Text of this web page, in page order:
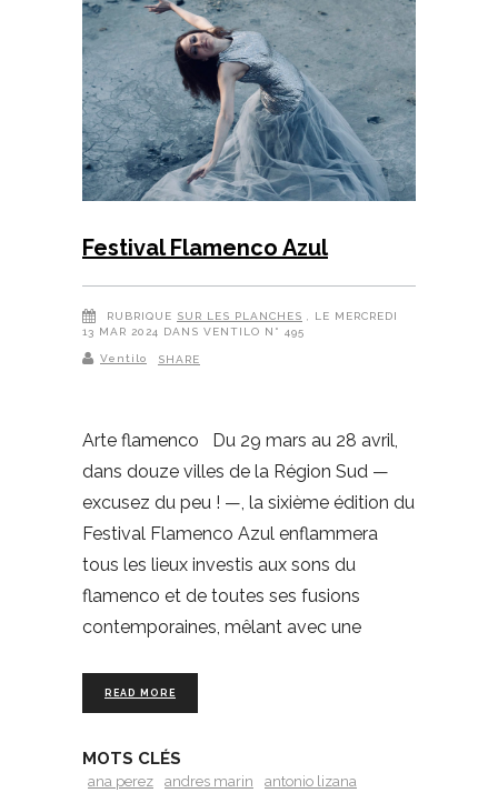
Festival Flamenco Azul
RUBRIQUE SUR LES PLANCHES , LE MERCREDI
13 MAR 2024 DANS VENTILO N° 495
Ventilo SHARE
Arte flamenco Du 29 mars au 28 avril,
dans douze villes de la Région Sud —
excusez du peu ! —, la sixième édition du
Festival Flamenco Azul enflammera
tous les lieux investis aux sons du
flamenco et de toutes ses fusions
contemporaines, mêlant avec une
READ MORE
MOTS CLÉS
ana perez andres marin
antonio lizana